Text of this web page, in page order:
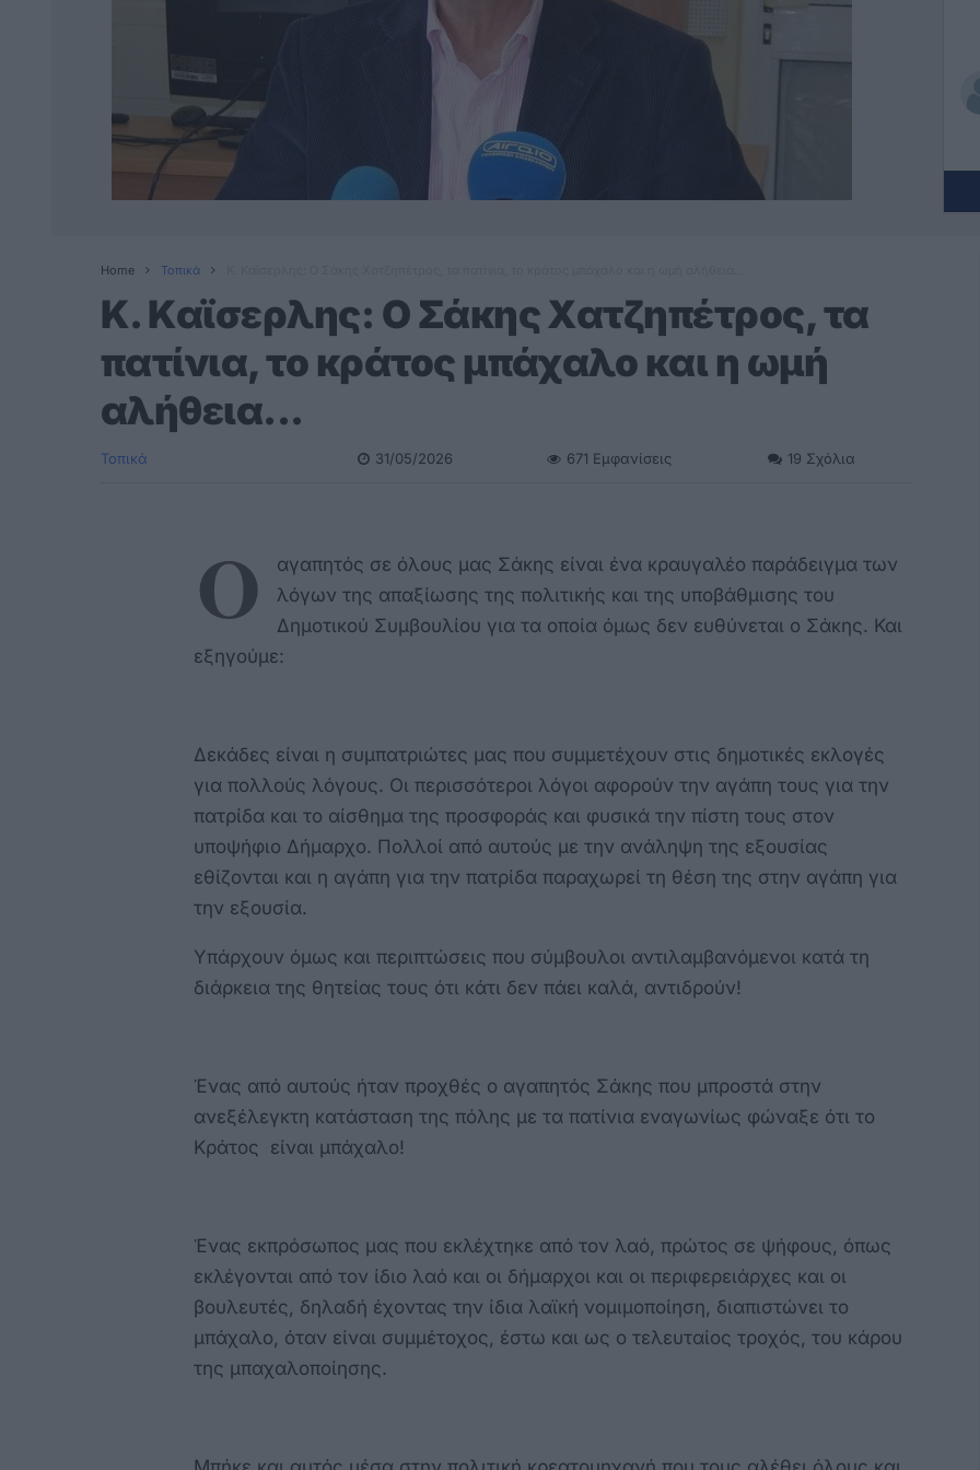
Home Τοπικά
Κ. Καϊσερλης: Ο Σάκης Χατζηπέτρος, τα
πατίνια, το κράτος μπάχαλο και η ωμή
αλήθεια...
Τοπικά 31/05/2026 671 Εμφανίσεις 19 Σχόλια
Ο
αγαπητός σε όλους μας Σάκης είναι ένα κραυγαλέο παράδειγμα των
λόγων της απαξίωσης της πολιτικής και της υποβάθμισης του
Δημοτικού Συμβουλίου για τα οποία όμως δεν ευθύνεται ο Σάκης. Και
εξηγούμε:
Δεκάδες είναι η συμπατριώτες μας που συμμετέχουν στις δημοτικές εκλογές
για πολλούς λόγους. Οι περισσότεροι λόγοι αφορούν την αγάπη τους για την
πατρίδα και το αίσθημα της προσφοράς και φυσικά την πίστη τους στον
υποψήφιο Δήμαρχο. Πολλοί από αυτούς με την ανάληψη της εξουσίας
εθίζονται και η αγάπη για την πατρίδα παραχωρεί τη θέση της στην αγάπη για
την εξουσία.
Υπάρχουν όμως και περιπτώσεις που σύμβουλοι αντιλαμβανόμενοι κατά τη
διάρκεια της θητείας τους ότι κάτι δεν πάει καλά, αντιδρούν!
Ένας από αυτούς ήταν προχθές ο αγαπητός Σάκης που μπροστά στην
ανεξέλεγκτη κατάσταση της πόλης με τα πατίνια εναγωνίως φώναξε ότι το
Κράτος είναι μπάχαλο!
Ένας εκπρόσωπος μας που εκλέχτηκε από τον λαό, πρώτος σε ψήφους, όπως
εκλέγονται από τον ίδιο λαό και οι δήμαρχοι και οι περιφερειάρχες και οι
βουλευτές, δηλαδή έχοντας την ίδια λαϊκή νομιμοποίηση, διαπιστώνει το
μπάχαλο, όταν είναι συμμέτοχος, έστω και ως ο τελευταίος τροχός, του κάρου
της μπαχαλοποίησης.